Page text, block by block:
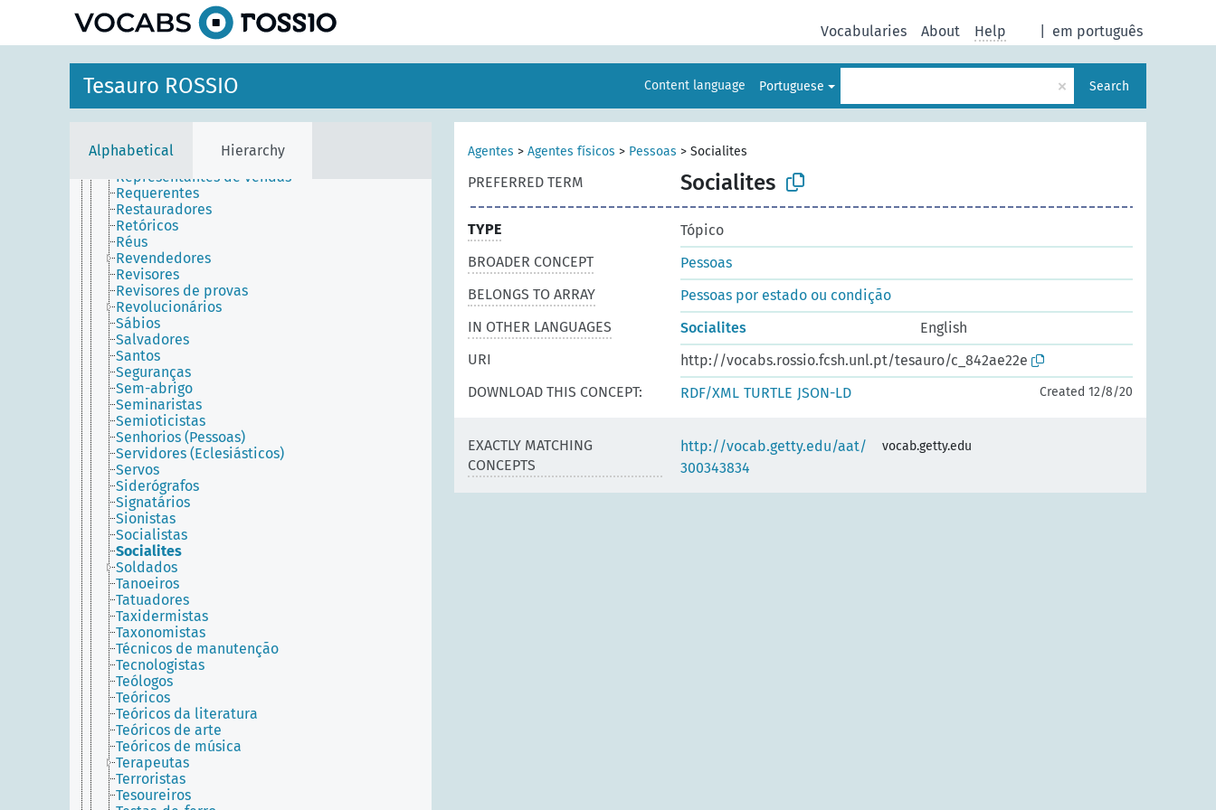
em português
Vocabularies About Help
Tesauro ROSSIO Content language Portuguese × Search
Alphabetical Hierarchy
Realizadores
Rebeldes
Reformados
Reformistas
Refugiados
Registadores (Governo e administração)
Registradores (Museologia)
Relojoeiros
Reparadores
Representantes de vendas
Requerentes
Restauradores
Retóricos
Réus
Revendedores
Revisores
Revisores de provas
Revolucionários
Sábios
Salvadores
Santos
Seguranças
Sem-abrigo
Seminaristas
Semioticistas
Senhorios (Pessoas)
Servidores (Eclesiásticos)
Servos
Siderógrafos
Signatários
Sionistas
Socialistas
Socialites
Soldados
Tanoeiros
Tatuadores
Taxidermistas
Taxonomistas
Técnicos de manutenção
Tecnologistas
Teólogos
Teóricos
Teóricos da literatura
Teóricos de arte
Teóricos de música
Terapeutas
Terroristas
Tesoureiros
Agentes > Agentes físicos > Pessoas > Socialites
PREFERRED TERM Socialites
TYPE
Tópico
BROADER CONCEPT
Pessoas
BELONGS TO ARRAY
Pessoas por estado ou condição
IN OTHER LANGUAGES
Socialites
English
URI
http://vocabs.rossio.fcsh.unl.pt/tesauro/c_842ae22e
DOWNLOAD THIS CONCEPT:
RDF/XML TURTLE JSON-LD Created 12/8/20
EXACTLY MATCHING
CONCEPTS
http://vocab.getty.edu/aat/
300343834
vocab.getty.edu